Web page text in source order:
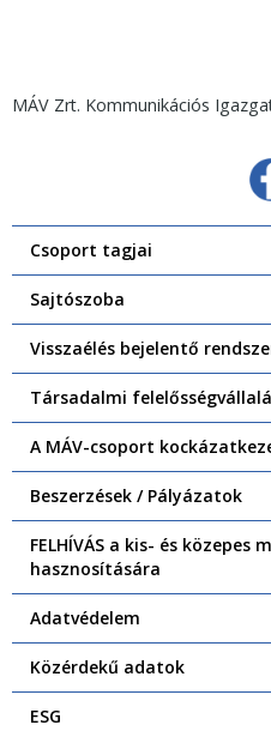
MÁV Zrt. Kommunikációs
Csoport tagjai
Sajtószoba
Visszaélés bejelentő
Társadalmi
A MÁV-csoport
Beszerzések / Pályázatok
FELHÍVÁS a kis- és
hasznosítására
Adatvédelem
Közérdekű adatok
ESG